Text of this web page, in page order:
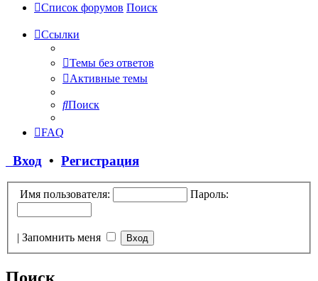
Список форумов Поиск
Ссылки
Темы без ответов
Активные темы
Поиск
FAQ
Вход • Регистрация
Имя пользователя: Пароль:
| Запомнить меня